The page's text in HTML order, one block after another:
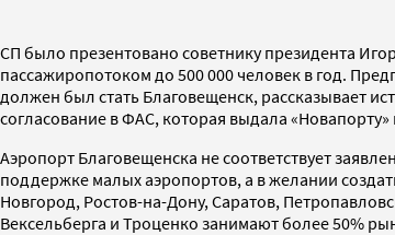
СП было презентовано советнику президента
пассажиропотоком до 500 000 человек в год.
должен был стать Благовещенск, рассказывает
согласование в ФАС, которая выдала
Аэропорт Благовещенска не соответствует
поддержке малых аэропортов, а в желании
Новгород, Ростов-на-Дону, Саратов,
Вексельберга и Троценко занимают более 50%